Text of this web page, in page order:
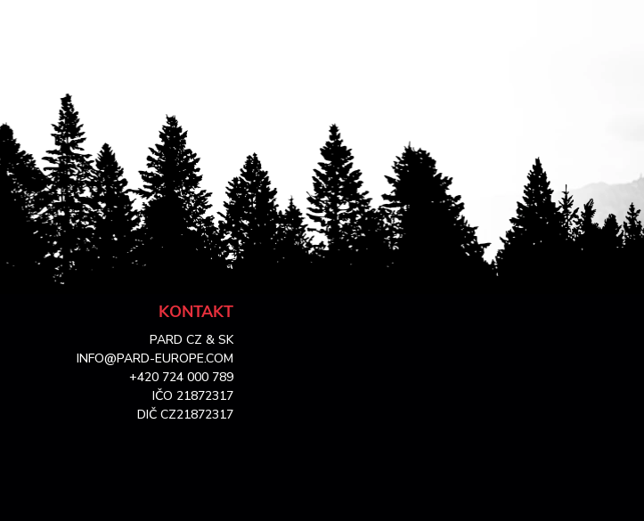
KONTAKT
PARD CZ & SK
INFO@PARD-EUROPE.COM
+420 724 000 789
IČO 21872317
DIČ CZ21872317